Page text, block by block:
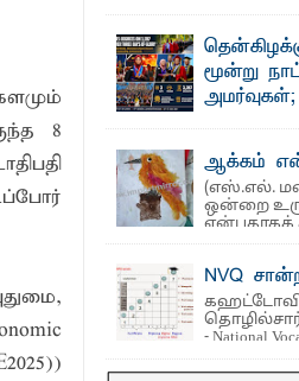
8
ஆரம்பம்: பன்முகக்
தொழில்நுட்பமும்
பீடாதிபதி
தெ ன்கிழக்குப்
மற்றும் கலாசார
மூன்று
அமர்வுகள்;
சிறந்த
தங்கப்பதக்கங்கள்,
மற்றும் சிறப்புப்
எம்.வை. அமீர்- ஒ
தென்கிழக்குப்
ஆக்கம்
(எஸ்.எல்.
ஒன்றை
என்பதாகக்
சிந்தனை ...
NVQ
- National
(NVQ) ...